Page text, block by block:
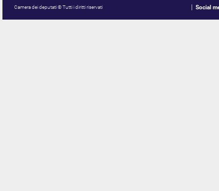
Camera dei deputati © Tutti i diritti riservati Social